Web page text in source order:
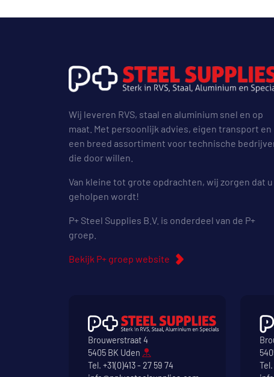
Wij leveren RVS, staal en aluminium snel en op
maat. Met persoonlijk advies, eigen transport en
een breed assortiment voor technische
die door willen.
Van kleine tot grote opdrachten, wij zorgen dat u
geholpen wordt!
P+ Steel Supplies B.V. is onderdeel van de P+
groep.
Bekijk P+ groep website
Brouwerstraat 4
5405 BK Uden
Tel. +31(0)413 - 27 59 74
Tel.